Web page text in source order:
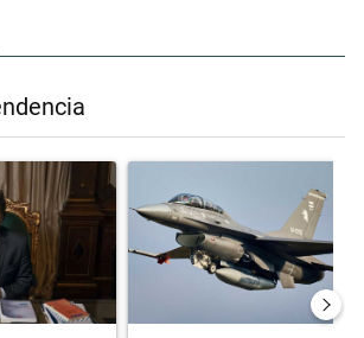
con el título "Milei, listo para 'atajar'
Un artículo de tendencia con el